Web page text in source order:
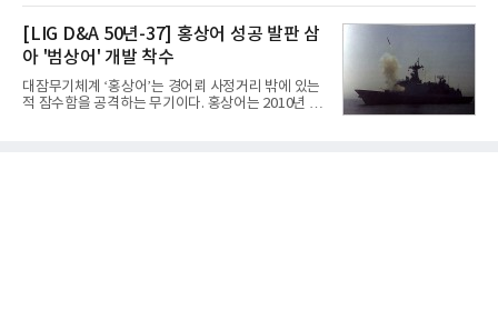
동기 대
라 투자에 나서는 것과 달리, 카카오는 ‘카카오톡’이
라는 플랫폼 경쟁력을 활용한 AI 에이전트 서비스에
집중하는 전략이다. 과거 무리한 사업 확장 과정에서
겪었던 시행착오를 되풀이하지 않고 핵심 역량에 집
중하겠다는 취지로 풀이된다.7일 업계에 따르면 카카
오는 올해 2분기 연결 기준 매출 2조985억원, 영업이
익 2770억원을 기록했다. 전년 동기 대비 매출과 영업
[LIG D&A 50년-37] 홍상어 성공 발판 삼
아 '범상어' 개발 착수
대잠무기체계 ‘홍상어’는 경어뢰 사정거리 밖에 있는
적 잠수함을 공격하는 무기이다. 홍상어는 2010년 넥